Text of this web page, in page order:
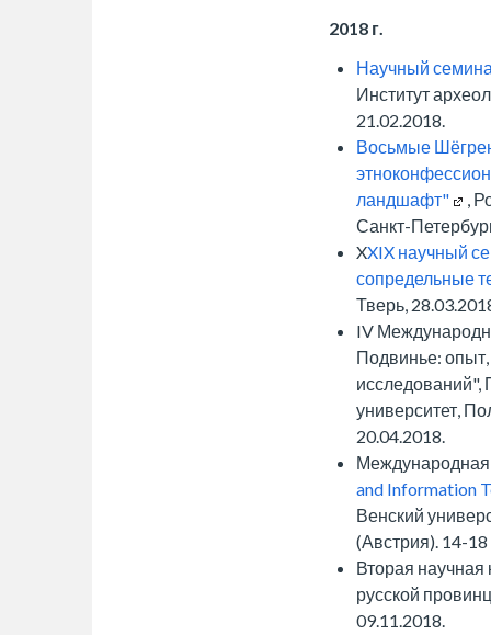
2018 г.
Научный
Институт
21.02.2018.
Восьмые
ландшафт"
,
Санкт-
XXIX научный
сопредельные
Тверь,
IV
Подвинье:
исследований",
университет,
20.04.2018.
and Information
Венский
(Австрия). 14-18
Вторая
русской
09.11.2018.